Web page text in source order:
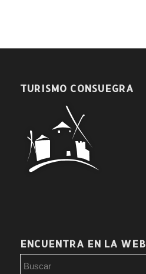
TURISMO CONSUEGRA
ENCUENTRA EN LA WEB